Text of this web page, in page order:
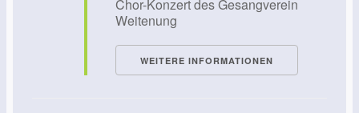
Chor-Konzert des Gesangverein
Weitenung
WEITERE INFORMATIONEN